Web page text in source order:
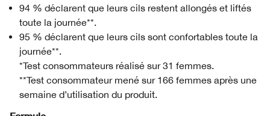
94 % déclarent que leurs cils restent allongés et liftés
toute la journée**.
95 % déclarent que leurs cils sont confortables toute la
journée**.
*Test consommateurs réalisé sur 31 femmes.
**Test consommateur mené sur 166 femmes après une
semaine d’utilisation du produit.